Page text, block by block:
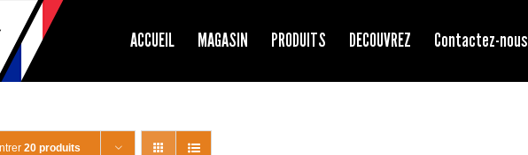
ACCUEIL MAGASIN PRODUITS DECOUVREZ Contactez-nous
20 produits